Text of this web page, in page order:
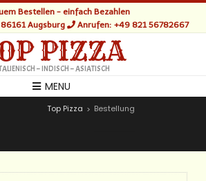
Bestellen - einfach Bezahlen
Augsburg
Anrufen: +49 821 56782667
PIZZA
– INDISCH – ASIATISCH
MENU
Top Pizza > Bestellung